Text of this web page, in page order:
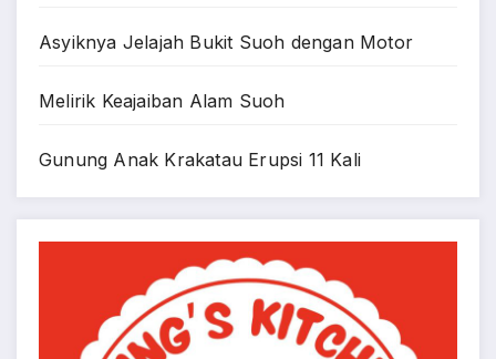
Asyiknya Jelajah Bukit Suoh dengan Motor
Melirik Keajaiban Alam Suoh
Gunung Anak Krakatau Erupsi 11 Kali